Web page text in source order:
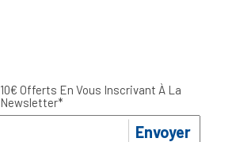
10€ Offerts En Vous Inscrivant À La
Newsletter*
Envoyer